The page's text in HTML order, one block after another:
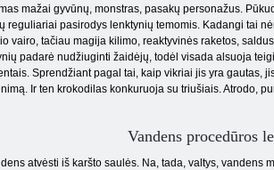
mažai gyvūnų, monstras, pasakų personažus.
reguliariai pasirodys lenktynių temomis. Kadangi tai
vairo, tačiau magija kilimo, reaktyvinės raketos,
padarė nudžiuginti žaidėjų, todėl visada alsuoja
Sprendžiant pagal tai, kaip vikriai jis yra gautas,
Ir ten krokodilas konkuruoja su triušiais. Atrodo,
Vandens procedūros
atvėsti iš karšto saulės. Na, tada, valtys,